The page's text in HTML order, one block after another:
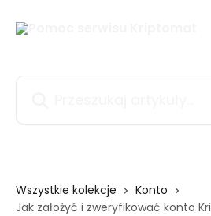
Wszystkie kolekcje
Konto
Jak założyć i zweryfikować konto